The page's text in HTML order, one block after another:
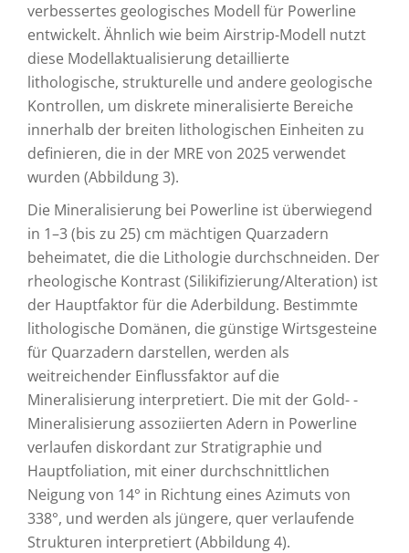
verbessertes geologisches Modell für Powerline
entwickelt. Ähnlich wie beim Airstrip-Modell nutzt
diese Modellaktualisierung detaillierte
lithologische, strukturelle und andere geologische
Kontrollen, um diskrete mineralisierte Bereiche
innerhalb der breiten lithologischen Einheiten zu
definieren, die in der MRE von 2025 verwendet
wurden (Abbildung 3).
Die Mineralisierung bei Powerline ist überwiegend
in 1–3 (bis zu 25) cm mächtigen Quarzadern
beheimatet, die die Lithologie durchschneiden. Der
rheologische Kontrast (Silikifizierung/Alteration) ist
der Hauptfaktor für die Aderbildung. Bestimmte
lithologische Domänen, die günstige Wirtsgesteine
für Quarzadern darstellen, werden als
weitreichender Einflussfaktor auf die
Mineralisierung interpretiert. Die mit der Gold- -
Mineralisierung assoziierten Adern in Powerline
verlaufen diskordant zur Stratigraphie und
Hauptfoliation, mit einer durchschnittlichen
Neigung von 14° in Richtung eines Azimuts von
338°, und werden als jüngere, quer verlaufende
Strukturen interpretiert (Abbildung 4).